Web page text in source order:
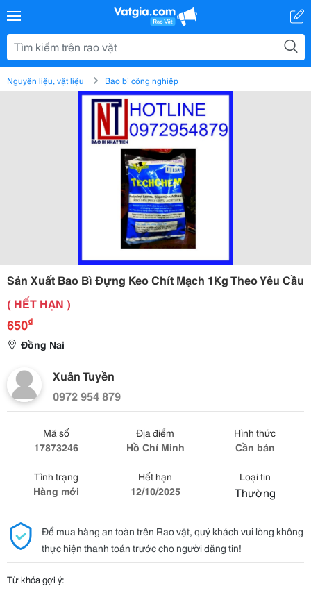
Nguyên liệu, vật liệu Bao bì công nghiệp
Sản Xuất Bao Bì Đựng Keo Chít Mạch 1Kg Theo Yêu Cầu
( HẾT HẠN )
650₫
Đồng Nai
Xuân Tuyền
0972 954 879
Mã số
17873246
Địa điểm
Hồ Chí Minh
Hình thức
Cần bán
Tình trạng
Hàng mới
Hết hạn
12/10/2025
Loại tin
Thường
Để mua hàng an toàn trên Rao vặt, quý khách vui lòng không
thực hiện thanh toán trước cho người đăng tin!
Từ khóa gợi ý: